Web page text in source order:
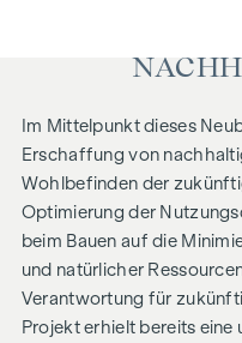
Im Mittelpunkt dieses
Erschaffung von
Wohlbefinden der
Optimierung der
beim Bauen auf die
und natürlicher
Verantwortung für
Projekt erhielt bereits eine